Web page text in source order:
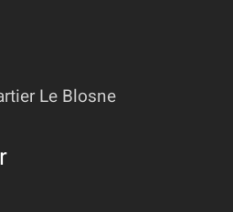
Le Blosne